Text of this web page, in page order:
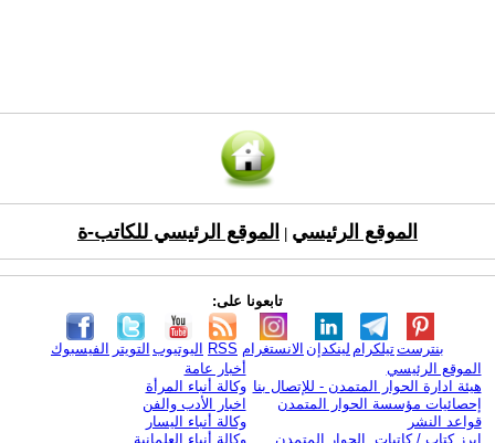
الموقع الرئيسي الموقع الرئيسي للكاتب-ة
تابعونا على:
الفيسبوك التويتر اليوتيوب RSS الانستغرام لينكدإن تيلكرامبنترست
الموقع الرئيسي
هيئة ادارة الحوار المتمدن - للإتصال بنا
إحصائيات مؤسسة الحوار المتمدن
قواعد النشر
ابرز كتاب / كاتبات الحوار المتمدن
أخبار عامة
وكالة أنباء المرأة
اخبار الأدب والفن
وكالة أنباء اليسار
وكالة أنباء العلمانية